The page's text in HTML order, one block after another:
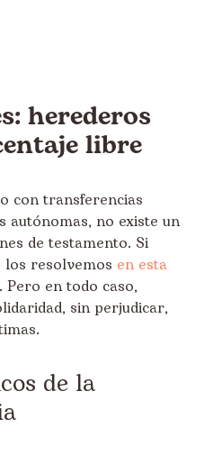
herederos
libre
con transferencias
autónomas, no existe un
de testamento. Si
los resolvemos en esta
. Pero en todo caso,
sin perjudicar,
de la